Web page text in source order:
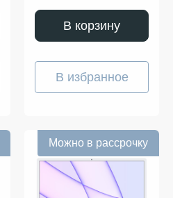
В корзину
В избранное
Можно в рассрочку